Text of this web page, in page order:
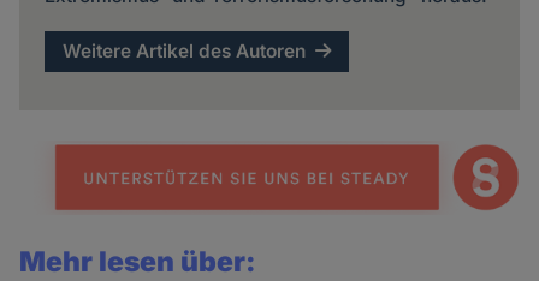
Weitere Artikel des Autoren
Mehr lesen über: